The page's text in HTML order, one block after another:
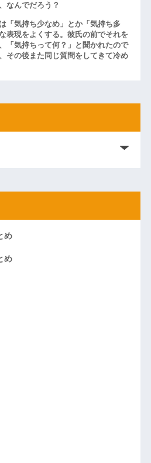
なんでだろう？
「気持ち少なめ」とか「気持ち多
表現をよくする。彼氏の前でそれを
「気持ちって何？」と聞かれたので
その後また同じ質問をしてきて冷め
め
め